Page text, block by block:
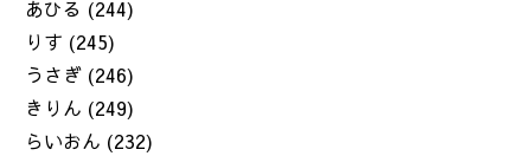
あひる (244)
りす (245)
うさぎ (246)
きりん (249)
らいおん (232)